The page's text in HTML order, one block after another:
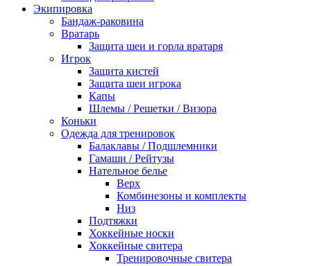
Экипировка
Бандаж-раковина
Вратарь
Защита шеи и горла вратаря
Игрок
Защита кистей
Защита шеи игрока
Капы
Шлемы / Решетки / Визора
Коньки
Одежда для тренировок
Балаклавы / Подшлемники
Гамаши / Рейтузы
Нательное белье
Верх
Комбинезоны и комплекты
Низ
Подтяжки
Хоккейные носки
Хоккейные свитера
Тренировочные свитера